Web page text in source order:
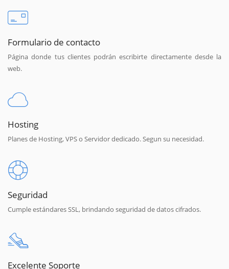
Formulario de contacto
Página donde tus clientes podrán escribirte directamente desde la
web.
Hosting
Planes de Hosting, VPS o Servidor dedicado. Segun su necesidad.
Seguridad
Cumple estándares SSL, brindando seguridad de datos cifrados.
Excelente Soporte